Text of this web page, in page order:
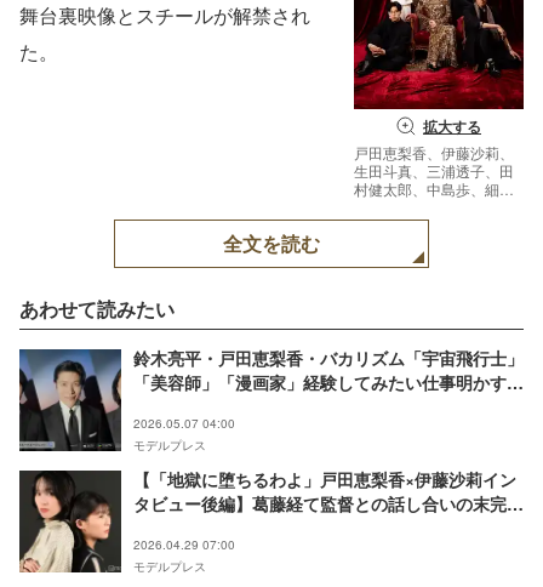
拡大する
戸田恵梨香、伊藤沙莉、
生田斗真、三浦透子、田
村健太郎、中島歩、細川
獄に堕ちるわよ」Netflix
舞台裏映像とスチールが解禁され
た。
全文を読む
あわせて読みたい
鈴木亮平・戸田恵梨香・バカリズム「宇宙飛行士」
「美容師」「漫画家」経験してみたい仕事明かす
2026.05.07 04:00
モデルプレス
【「地獄に堕ちるわよ」戸田恵梨香×伊藤沙莉イン
タビュー後編】葛藤経て監督との話し合いの末完成
泣」した理由＜ネタバレあり＞
2026.04.29 07:00
モデルプレス